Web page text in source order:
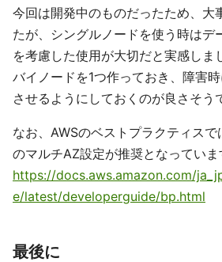
今回は開発中のものだったため、大
たが、シングルノードを使う時はデ
を考慮した使用が大切だと実感しま
バイノードを1つ作っておき、障害
させるようにしておくのが良さそう
なお、AWSのベストプラクティス
のマルチAZ設定が推奨となっていま
https://docs.aws.amazon.com/
e/latest/developerguide/bp.html
最後に